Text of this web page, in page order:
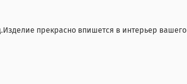
прекрасно впишется в интерьер